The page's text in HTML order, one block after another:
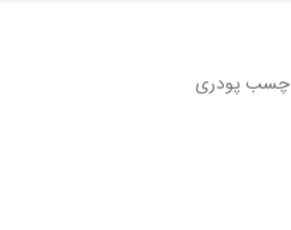
چسب پودری